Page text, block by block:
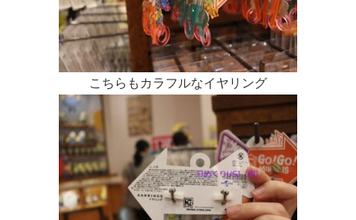
こちらもカラフルなイヤリング